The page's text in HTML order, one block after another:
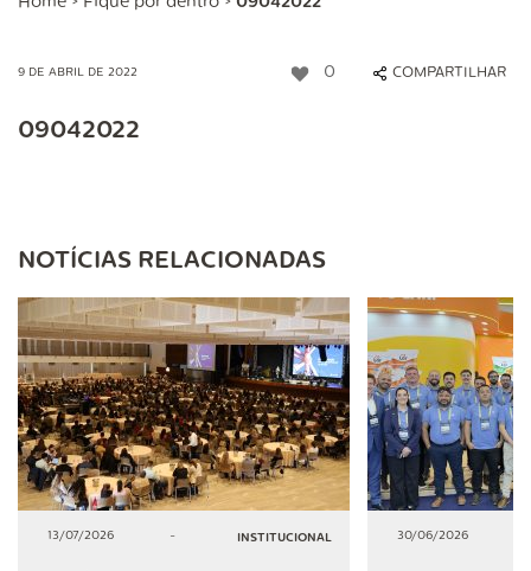
9 DE ABRIL DE 2022 0 COMPARTILHAR
09042022
NOTÍCIAS RELACIONADAS
13/07/2026 - INSTITUCIONAL 30/06/2026